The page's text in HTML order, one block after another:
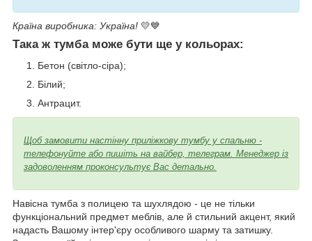
Країна виробника: Україна! 💛💙
Така ж тумба може бути ще у кольорах:
Бетон (світло-сіра);
Білий;
Антрацит.
Щоб замовити настінну приліжкову тумбу у спальню -
телефонуйте або пишіть на вайбер, телеграм. Менеджер із
задоволенням проконсультує Вас детально.
Навісна тумба з полицею та шухлядою - це не тільки
функціональний предмет меблів, але й стильний акцент, який
надасть Вашому інтер'єру особливого шарму та затишку.